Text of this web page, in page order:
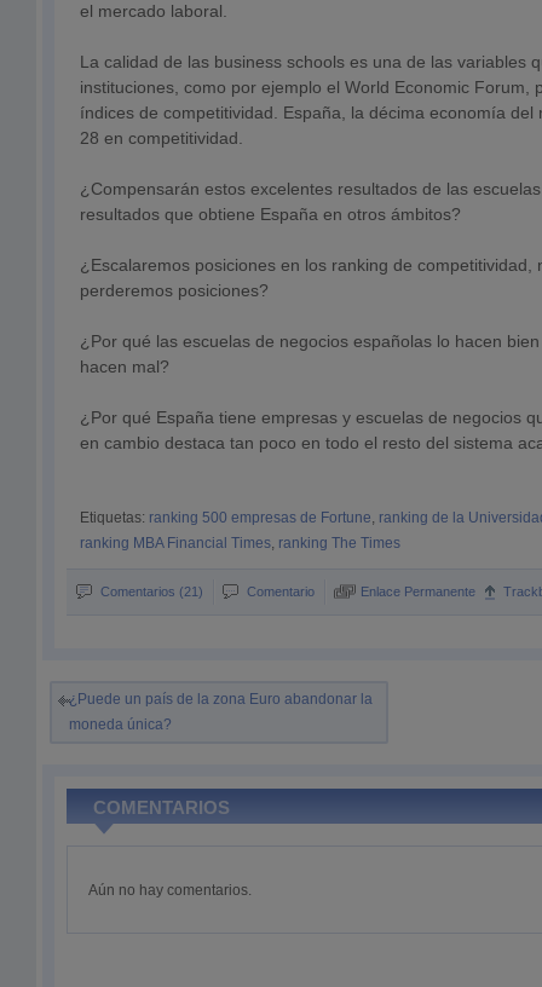
el mercado laboral.
La calidad de las business schools es una de las variables
instituciones, como por ejemplo el World Economic Forum,
índices de competitividad. España, la décima economía del
28 en competitividad.
¿Compensarán estos excelentes resultados de las
resultados que obtiene España en otros ámbitos?
¿Escalaremos posiciones en los ranking de competitividad,
perderemos posiciones?
¿Por qué las escuelas de negocios españolas lo hacen
hacen mal?
¿Por qué España tiene empresas y escuelas de negocios
en cambio destaca tan poco en todo el resto del sistema
Etiquetas: ranking 500 empresas de Fortune, ranking de la
ranking MBA Financial Times, ranking The Times
Comentarios (21) Comentario Enlace Permanente
¿Puede un país de la zona Euro abandonar la
moneda única?
COMENTARIOS
Aún no hay comentarios.